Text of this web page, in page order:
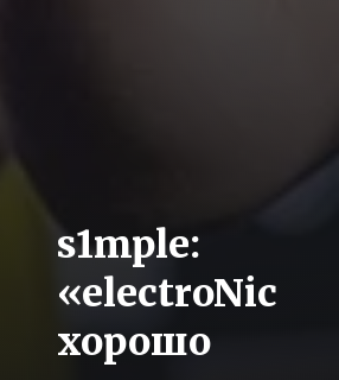
s1mple:
«electroNic
хорошо